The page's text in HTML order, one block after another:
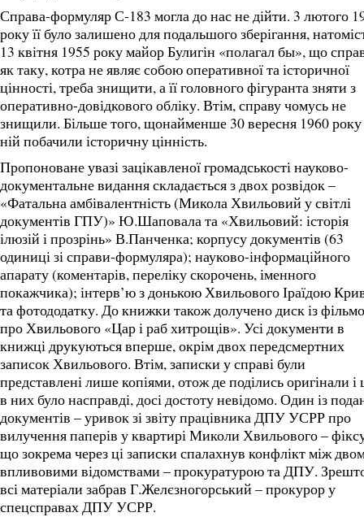
Справа-формуляр С-183 могла до нас не дійти. 3 лютого
року її було залишено для подальшого зберігання,
13 квітня 1955 року майор Булигін «полагал бы», що
як таку, котра не являє собою оперативної та історичної
цінності, треба знищити, а її головного фігуранта зняти з
оперативно-довідкового обліку. Втім, справу чомусь не
знищили. Більше того, щонайменше 30 вересня 1960
ній побачили історичну цінність.
Пропоноване увазі зацікавленої громадськості науково-
документальне видання складається з двох розвідок –
«Фатальна амбівалентність (Микола Хвильовий у світлі
документів ГПУ)» Ю.Шаповала та «Хвильовий: історія
ілюзій і прозрінь» В.Панченка; корпусу документів (63
одиниці зі справи-формуляра); науково-інформаційного
апарату (коментарів, переліку скорочень, іменного
покажчика); інтерв’ю з донькою Хвильового Іраїдою
та фотододатку. До книжки також долучено диск із
про Хвильового «Цар і раб хитрощів». Усі документи в
книжці друкуються вперше, окрім двох передсмертних
записок Хвильового. Втім, записки у справі були
представлені лише копіями, отож де поділись оригінали
в них було насправді, досі достоту невідомо. Один із
документів – уривок зі звіту працівника ДПУ УСРР про
вилучення паперів у квартирі Миколи Хвильового –
що зокрема через ці записки спалахнув конфлікт між
впливовими відомствами – прокуратурою та ДПУ.
всі матеріали забрав Г.Желєзногорський – прокурор у
спецсправах ДПУ УСРР.